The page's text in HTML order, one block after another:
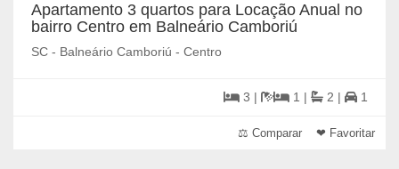
Apartamento 3 quartos para Locação Anual no
bairro Centro em Balneário Camboriú
SC - Balneário Camboriú - Centro
3 | 1 | 2 | 1
⚖ Comparar ❤ Favoritar